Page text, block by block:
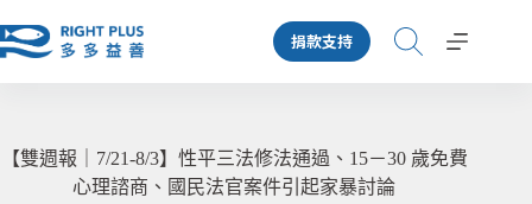
至
容
捐款支持
【雙週報｜7/21-8/3】性平三法修法通過、15－30 歲免費
心理諮商、國民法官案件引起家暴討論